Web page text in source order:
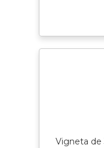
Vigneta de